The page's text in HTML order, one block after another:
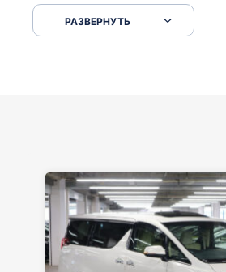
серпантинах по пути следования.
РАЗВЕРНУТЬ